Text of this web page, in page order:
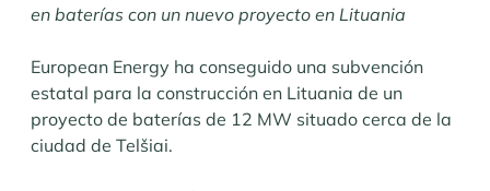
en baterías con un nuevo proyecto en Lituania
European Energy ha conseguido una subvención
estatal para la construcción en Lituania de un
proyecto de baterías de 12 MW situado cerca de la
ciudad de Telšiai.